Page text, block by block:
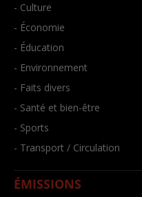
- Culture
- Économie
- Éducation
- Environnement
- Faits divers
- Santé et bien-être
- Sports
- Transport / Circulation
ÉMISSIONS